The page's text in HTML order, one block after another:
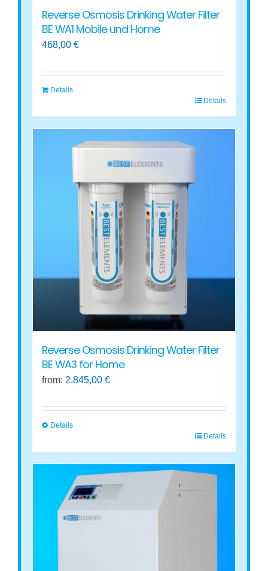
Reverse Osmosis Drinking Water Filter
BE WA1 Mobile und Home
468,00€
Details
Details
Reverse Osmosis Drinking Water Filter
BE WA3 for Home
from: 2.845,00€
Details
product
multiple
variants.
Details